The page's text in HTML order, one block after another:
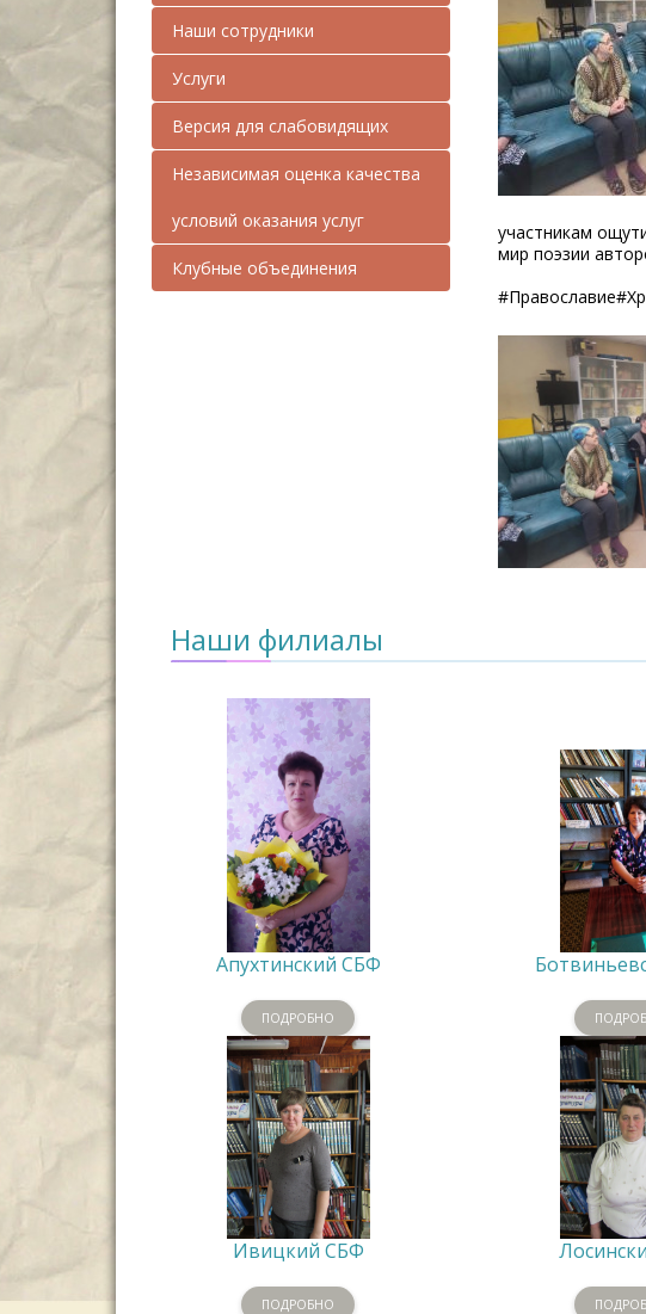
Наши сотрудники
Услуги
Версия для слабовидящих
Независимая оценка качества
условий оказания услуг
Клубные объединения
участникам
мир поэзии
Наши филиалы
Апухтинский СБФ
ПОДРОБНО
Ивицкий СБФ
ПОДРОБНО